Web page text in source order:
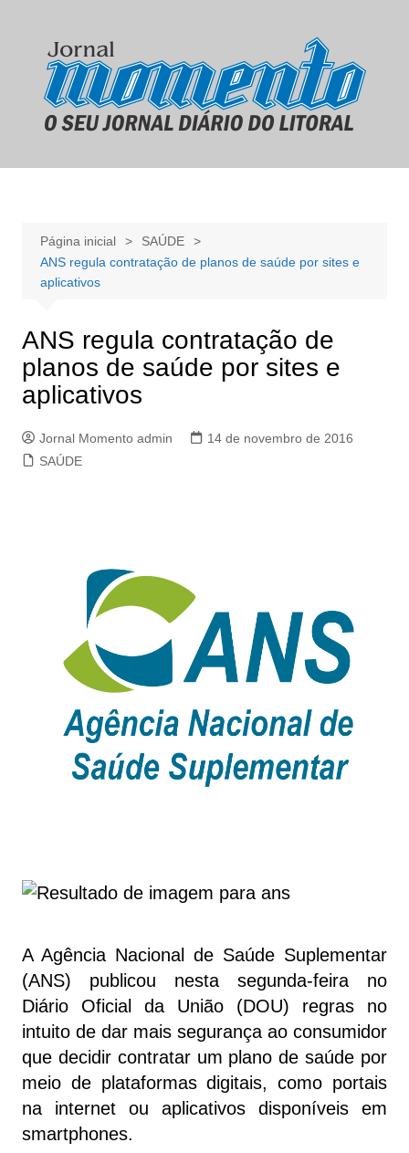
conteúdo
Página inicial
SAÚDE
ANS regula contratação de planos de saúde por sites e
aplicativos
ANS regula contratação de
planos de saúde por sites e
aplicativos
Jornal Momento admin
14 de novembro de 2016
SAÚDE
A Agência Nacional de Saúde Suplementar
(ANS) publicou nesta segunda-feira no
Diário Oficial da União (DOU) regras no
intuito de dar mais segurança ao consumidor
que decidir contratar um plano de saúde por
meio de plataformas digitais, como portais
na internet ou aplicativos disponíveis em
smartphones.